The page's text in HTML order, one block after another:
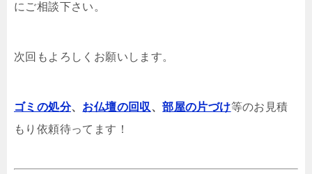
にご相談下さい。
次回もよろしくお願いします。
ゴミの処分、 お仏壇の回収、部屋の片づけ等のお見積
もり依頼待ってます！